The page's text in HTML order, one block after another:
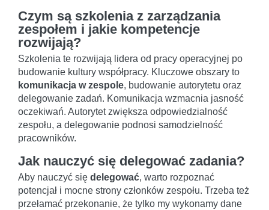
Czym są szkolenia z zarządzania
zespołem i jakie kompetencje
rozwijają?
Szkolenia te rozwijają lidera od pracy operacyjnej po
budowanie kultury współpracy. Kluczowe obszary to
komunikacja w zespole, budowanie autorytetu oraz
delegowanie zadań. Komunikacja wzmacnia jasność
oczekiwań. Autorytet zwiększa odpowiedzialność
zespołu, a delegowanie podnosi samodzielność
pracowników.
Jak nauczyć się delegować zadania?
Aby nauczyć się delegować, warto rozpoznać
potencjał i mocne strony członków zespołu. Trzeba też
przełamać przekonanie, że tylko my wykonamy dane